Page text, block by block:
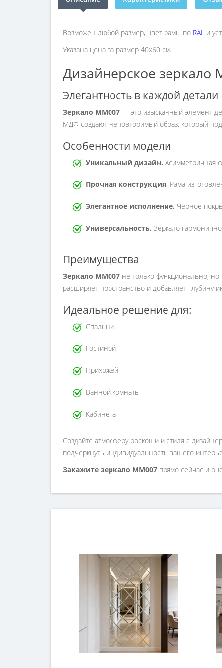
Возможен любой размер, цвет рамы по RAL и
Указана цена за размер 40х60 см.
Дизайнерское зеркало
Элегантность в каждой детали
Зеркало MM007 — это изысканный элемент
МДФ создают неповторимый образ, который
Особенности модели
Уникальный дизайн. Асимметричная
Прочная конструкция. Рама
Элегантное исполнение. Чёрное
Универсальность. Зеркало
Преимущества
Зеркало MM007 не только функционально,
расширяет пространство и добавляет глубину
Идеальное решение для:
Спальни
Гостиной
Прихожей
Ванной комнаты
Кабинета
Создайте атмосферу роскоши и стиля с
подчеркнуть индивидуальность вашего
Закажите зеркало MM007 прямо сейчас и